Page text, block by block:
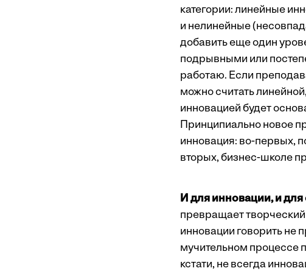
категории: линейные
и нелинейные
добавить еще один
подрывными или
работаю. Если
можно считать
инновацией будет
Принципиально новое
инновация: во-первых,
вторых, бизнес-школе
И для инновации, и
превращает
инновации говорить не
мучительном процессе
кстати, не всегда